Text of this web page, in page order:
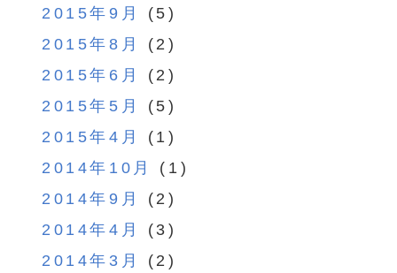
2015年9月
(5)
2015年8月
(2)
2015年6月
(2)
2015年5月
(5)
2015年4月
(1)
2014年10月
(1)
2014年9月
(2)
2014年4月
(3)
2014年3月
(2)